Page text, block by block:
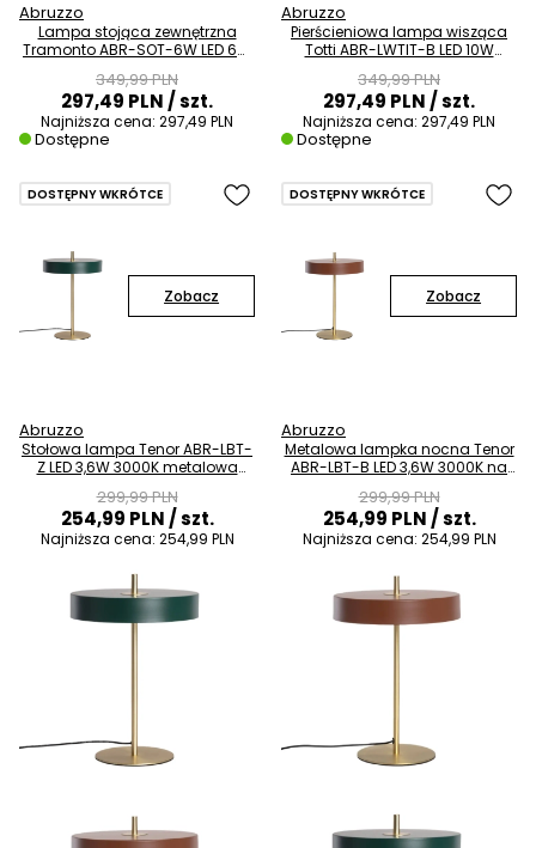
Abruzzo
Lampa stojąca zewnętrzna
Tramonto ABR-SOT-6W LED 6W
349,99 PLN
297,49 PLN/ szt.
Najniższa cena: 297,49 PLN
Dostępne
Abruzzo
Pierścieniowa lampa wisząca
Totti ABR-LWTIT-B LED 10W
349,99 PLN
297,49 PLN/ szt.
Najniższa cena: 297,49 PLN
Dostępne
Zobacz
DOSTĘPNY WKRÓTCE
Abruzzo
Stołowa lampa Tenor ABR-LBT-
Z LED 3,6W 3000K metalowa
299,99 PLN
254,99 PLN/ szt.
Najniższa cena: 254,99 PLN
Zobacz
DOSTĘPNY WKRÓTCE
Abruzzo
Metalowa lampka nocna Tenor
ABR-LBT-B LED 3,6W 3000K na
299,99 PLN
254,99 PLN/ szt.
Najniższa cena: 254,99 PLN